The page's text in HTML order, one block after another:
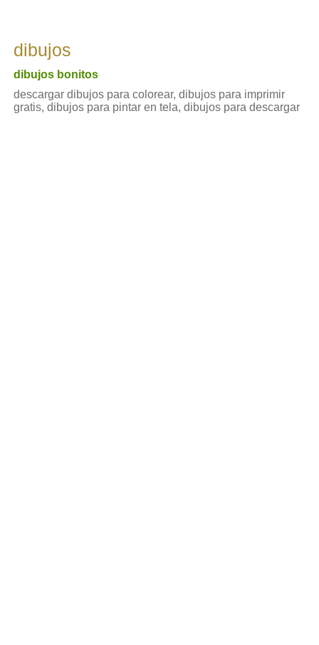
dibujos
dibujos bonitos
descargar dibujos para colorear, dibujos para imprimir
gratis, dibujos para pintar en tela, dibujos para descargar